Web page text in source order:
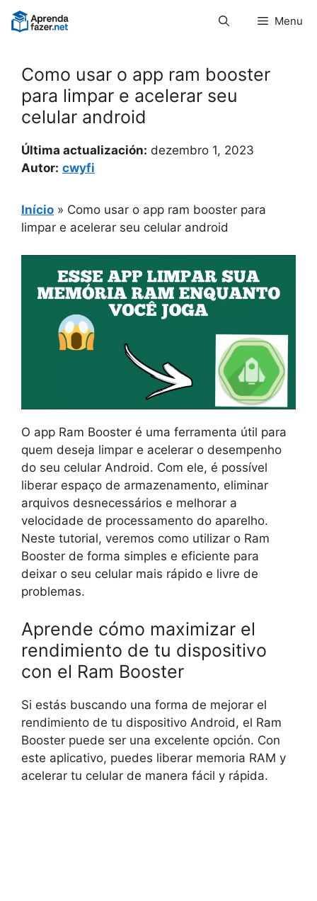
Pular
para
Menu
Como usar o app ram booster
para limpar e acelerar seu
celular android
Última actualización: dezembro 1, 2023
Autor: cwyfi
Início » Como usar o app ram booster para
limpar e acelerar seu celular android
O app Ram Booster é uma ferramenta útil para
quem deseja limpar e acelerar o desempenho
do seu celular Android. Com ele, é possível
liberar espaço de armazenamento, eliminar
arquivos desnecessários e melhorar a
velocidade de processamento do aparelho.
Neste tutorial, veremos como utilizar o Ram
Booster de forma simples e eficiente para
deixar o seu celular mais rápido e livre de
problemas.
Aprende cómo maximizar el
rendimiento de tu dispositivo
con el Ram Booster
Si estás buscando una forma de mejorar el
rendimiento de tu dispositivo Android, el Ram
Booster puede ser una excelente opción. Con
este aplicativo, puedes liberar memoria RAM y
acelerar tu celular de manera fácil y rápida.